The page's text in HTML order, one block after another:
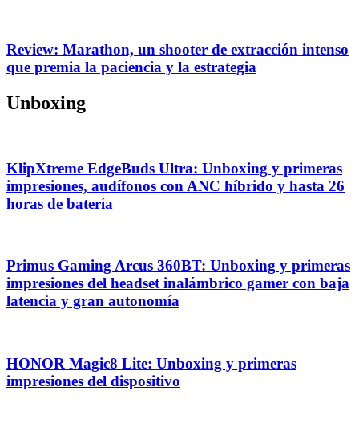
Review: Marathon, un shooter de extracción intenso
que premia la paciencia y la estrategia
Unboxing
KlipXtreme EdgeBuds Ultra: Unboxing y primeras
impresiones, audífonos con ANC híbrido y hasta 26
horas de batería
Primus Gaming Arcus 360BT: Unboxing y primeras
impresiones del headset inalámbrico gamer con baja
latencia y gran autonomía
HONOR Magic8 Lite: Unboxing y primeras
impresiones del dispositivo